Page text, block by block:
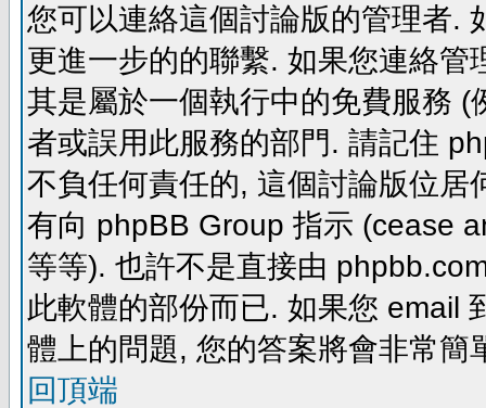
您可以連絡這個討論版的管理者.
更進一步的的聯繫. 如果您連絡
其是屬於一個執行中的免費服務
者或誤用此服務的部門. 請記住
不負任何責任的, 這個討論版位
有向 phpBB Group 指示 (cease
等等). 也許不是直接由
此軟體的部份而已. 如果您 email
體上的問題, 您的答案將會非常簡
回頂端